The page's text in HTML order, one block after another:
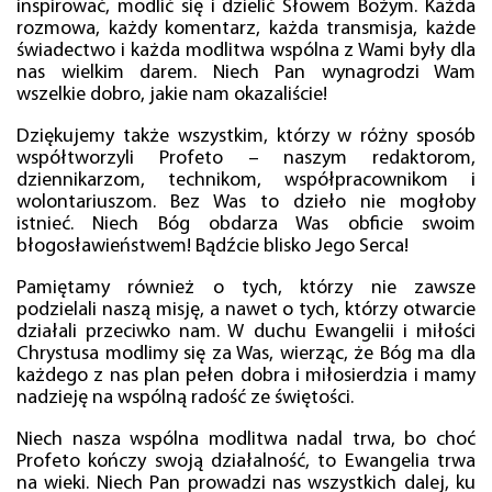
inspirować, modlić się i dzielić Słowem Bożym. Każda
rozmowa, każdy komentarz, każda transmisja, każde
świadectwo i każda modlitwa wspólna z Wami były dla
nas wielkim darem. Niech Pan wynagrodzi Wam
wszelkie dobro, jakie nam okazaliście!
Dziękujemy także wszystkim, którzy w różny sposób
współtworzyli Profeto – naszym redaktorom,
dziennikarzom, technikom, współpracownikom i
wolontariuszom. Bez Was to dzieło nie mogłoby
istnieć. Niech Bóg obdarza Was obficie swoim
błogosławieństwem! Bądźcie blisko Jego Serca!
Pamiętamy również o tych, którzy nie zawsze
podzielali naszą misję, a nawet o tych, którzy otwarcie
działali przeciwko nam. W duchu Ewangelii i miłości
Chrystusa modlimy się za Was, wierząc, że Bóg ma dla
każdego z nas plan pełen dobra i miłosierdzia i mamy
nadzieję na wspólną radość ze świętości.
Niech nasza wspólna modlitwa nadal trwa, bo choć
Profeto kończy swoją działalność, to Ewangelia trwa
na wieki. Niech Pan prowadzi nas wszystkich dalej, ku